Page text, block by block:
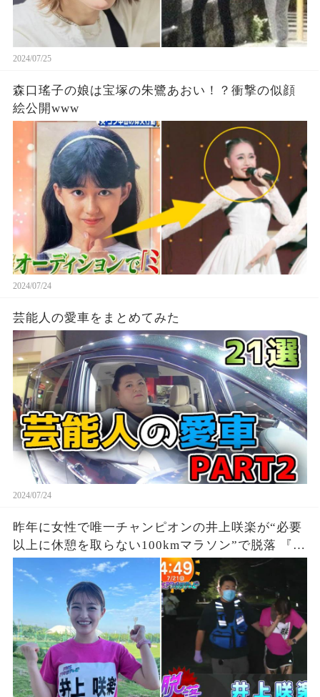
2024/07/25
森口瑤子の娘は宝塚の朱鷺あおい！？衝撃の似顔
絵公開www
2024/07/24
芸能人の愛車をまとめてみた
2024/07/24
昨年に女性で唯一チャンピオンの井上咲楽が“必要
以上に休憩を取らない100kmマラソン”で脱落 『27
時間テレビ』鬼企画「100kmサバイバルマラソ
ン」に猛激怒、、、死んだら責任取れるの？